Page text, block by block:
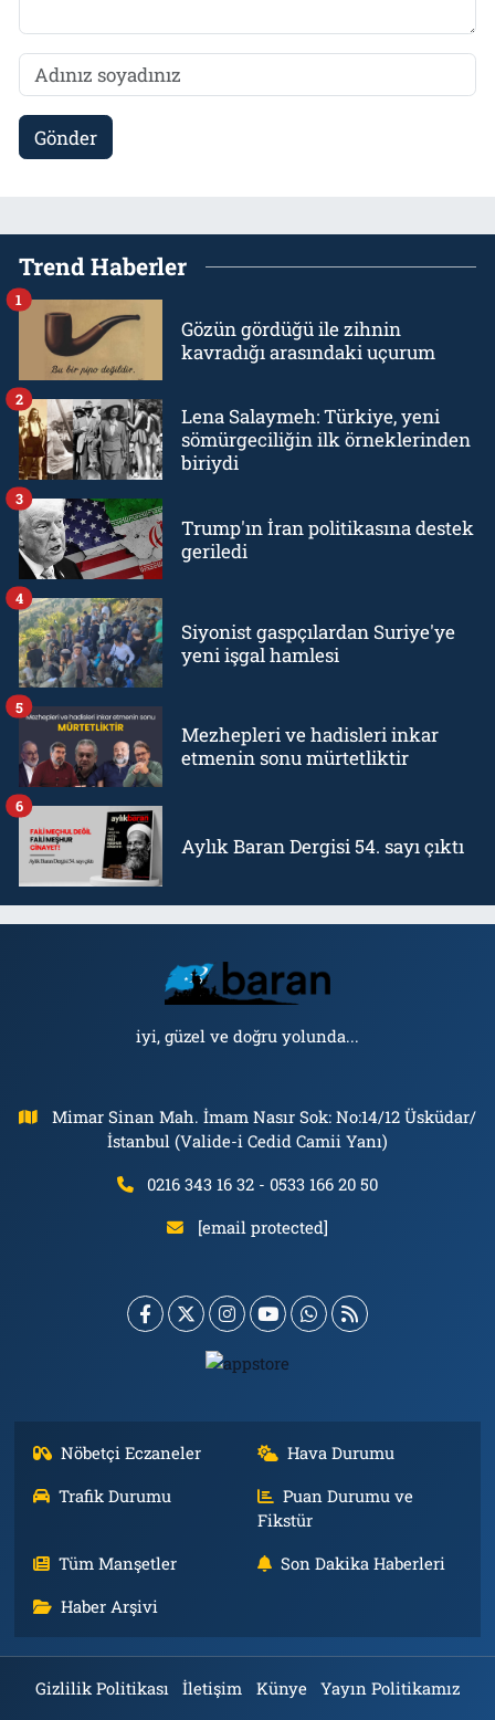
Gönder
Trend Haberler
Gözün gördüğü ile zihnin
kavradığı arasındaki uçurum
1
Lena Salaymeh: Türkiye, yeni
sömürgeciliğin ilk örneklerinden
biriydi
2
Trump'ın İran politikasına destek
geriledi
3
Siyonist gaspçılardan Suriye'ye
yeni işgal hamlesi
4
Mezhepleri ve hadisleri inkar
etmenin sonu mürtetliktir
5
Aylık Baran Dergisi 54. sayı çıktı
6
iyi, güzel ve doğru yolunda...
Mimar Sinan Mah. İmam Nasır Sok: No:14/12 Üsküdar/
İstanbul (Valide-i Cedid Camii Yanı)
0216 343 16 32 - 0533 166 20 50
[email protected]
Nöbetçi Eczaneler
Hava Durumu
Trafik Durumu
Puan Durumu ve
Fikstür
Tüm Manşetler
Son Dakika Haberleri
Haber Arşivi
Gizlilik Politikası İletişim Künye Yayın Politikamız